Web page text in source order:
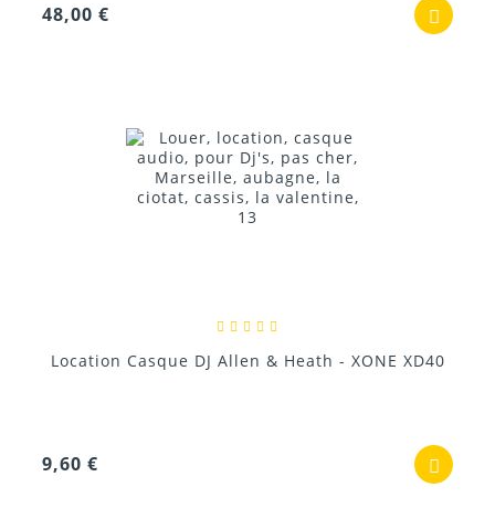
48,00 €
Location Casque DJ Allen & Heath - XONE XD40
9,60 €